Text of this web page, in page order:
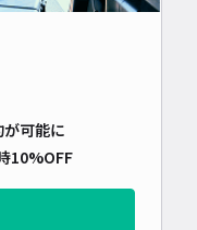
可能に
10%OFF